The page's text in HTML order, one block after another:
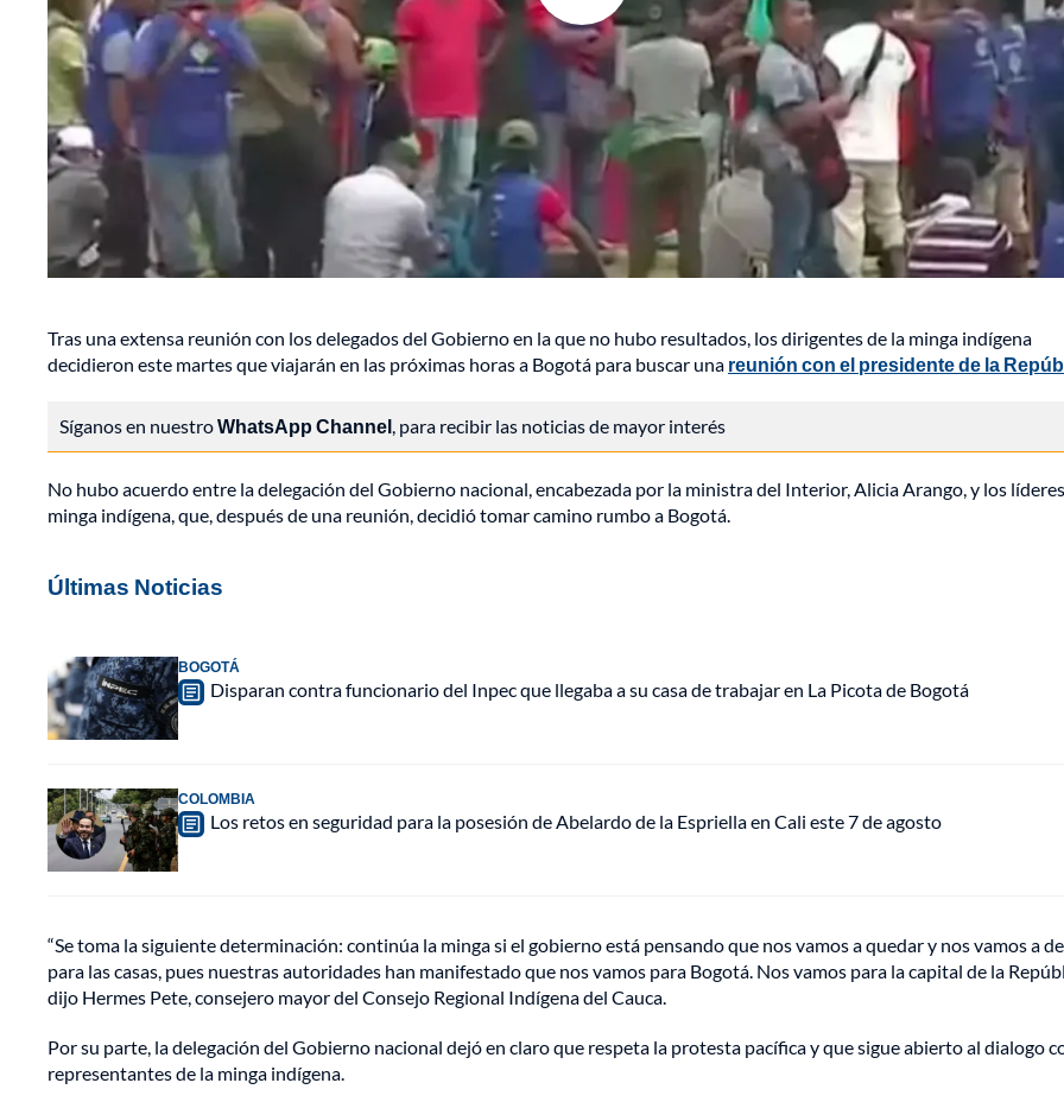
Tras una extensa reunión con los delegados del Gobierno en la que no hubo resultados, los dirigentes de la minga indígena
decidieron este martes que viajarán en las próximas horas a Bogotá para buscar una reunión con el presidente de la
Síganos en nuestroWhatsApp Channel, para recibir las noticias de mayor interés
No hubo acuerdo entre la delegación del Gobierno nacional, encabezada por la ministra del Interior, Alicia Arango, y los
minga indígena, que, después de una reunión, decidió tomar camino rumbo a Bogotá.
Últimas Noticias
BOGOTÁ
Disparan contra funcionario del Inpec que llegaba a su casa de trabajar en La Picota de Bogotá
COLOMBIA
Los retos en seguridad para la posesión de Abelardo de la Espriella en Cali este 7 de agosto
“Se toma la siguiente determinación: continúa la minga si el gobierno está pensando que nos vamos a quedar y nos vamos a
para las casas, pues nuestras autoridades han manifestado que nos vamos para Bogotá. Nos vamos para la capital de la
dijo Hermes Pete, consejero mayor del Consejo Regional Indígena del Cauca.
Por su parte, la delegación del Gobierno nacional dejó en claro que respeta la protesta pacífica y que sigue abierto al dialogo
representantes de la minga indígena.